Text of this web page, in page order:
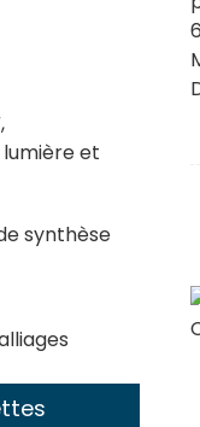
et
synthèse